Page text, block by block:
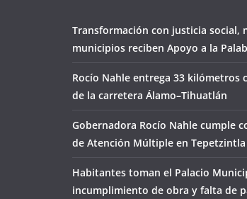
Transformación con justicia social,
municipios reciben Apoyo a la
Rocío Nahle entrega 33
de la carretera Álamo–Tihuatlán
Gobernadora Rocío Nahle cumple
de Atención Múltiple en Tepetzintla
Habitantes toman el Palacio
incumplimiento de obra y falta de